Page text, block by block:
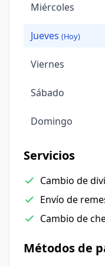
Miércoles
Jueves (Hoy)
Viernes
Sábado
Domingo
Servicios
Cambio de
Envío de
Cambio de
Métodos de